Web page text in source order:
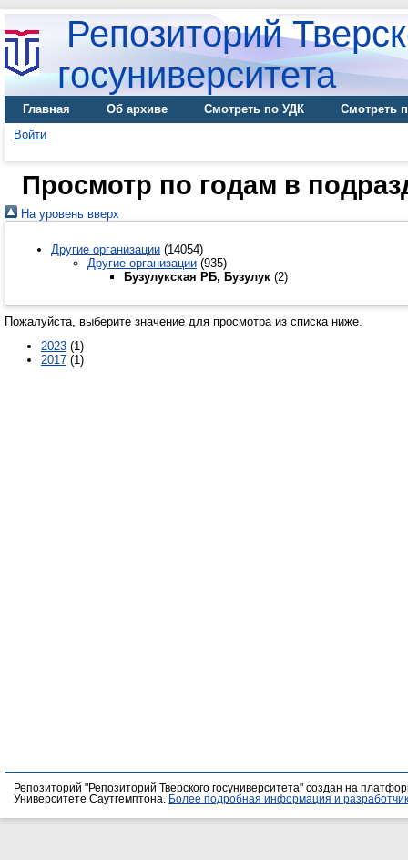
Репозиторий
госуниверситета
Главная Об архиве Смотреть по УДК
Смотреть
Войти
Просмотр по годам в
На уровень вверх
Другие организации (14054)
Другие организации (935)
Бузулукская РБ, Бузулук (2)
Пожалуйста, выберите значение для просмотра из списка ниже.
2023 (1)
2017 (1)
Репозиторий "Репозиторий Тверского госуниверситета" создан на
Университете Саутгемптона.
Более подробная информация и